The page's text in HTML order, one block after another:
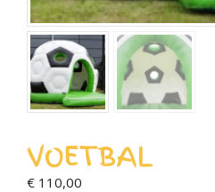
VOETBAL
€ 110,00